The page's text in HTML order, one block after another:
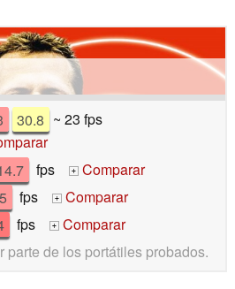
30.8 ~ 23 fps
fps +
Comparar
fps +
Comparar
fps +
Comparar
parte de los portátiles probados.